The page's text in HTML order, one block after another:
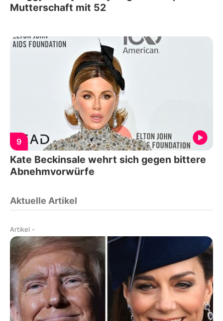
Mutterschaft mit 52
9
Kate Beckinsale wehrt sich gegen bittere
Abnehmvorwürfe
Aktuelle Artikel
Artikel -